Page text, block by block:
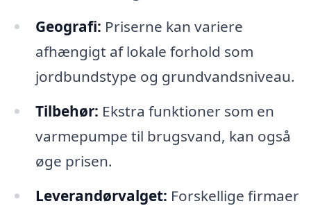
Geografi: Priserne kan variere
afhængigt af lokale forhold som
jordbundstype og grundvandsniveau.
Tilbehør: Ekstra funktioner som en
varmepumpe til brugsvand, kan også
øge prisen.
Leverandørvalget: Forskellige firmaer